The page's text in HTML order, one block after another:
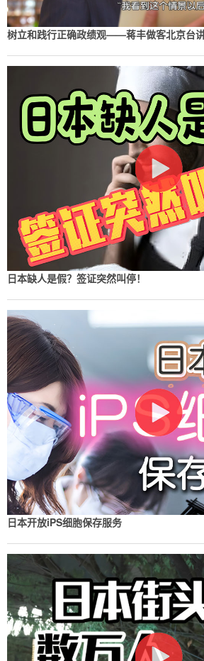
树立和践行正确政绩观——蒋丰做客北京台
日本缺人是假？签证突然叫停！
日本开放iPS细胞保存服务